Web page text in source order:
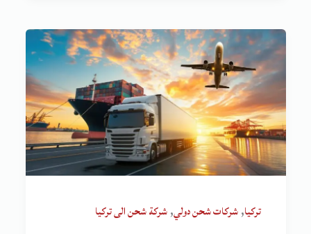
تركيا,شركات شحن دولي,شركة شحن الى تركيا